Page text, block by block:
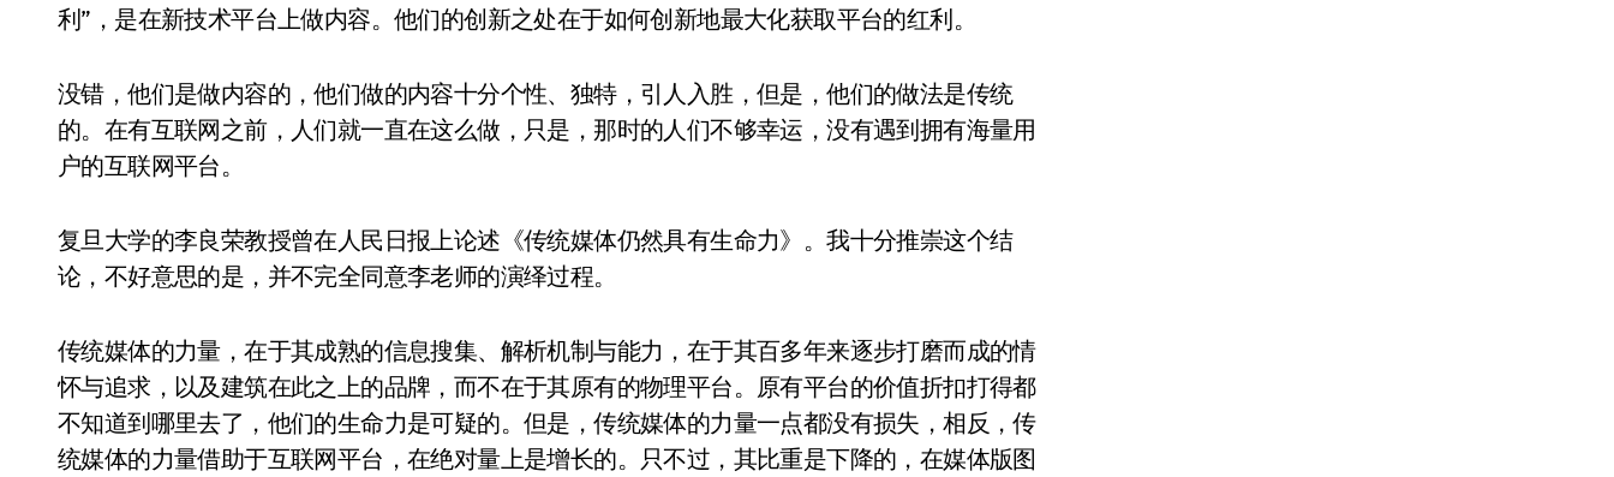
利”，是在新技术平台上做内容。他们的创新之处在于如何创新地最大化获取平台的红利。
没错，他们是做内容的，他们做的内容十分个性、独特，引人入胜，但是，他们的做法是传统
的。在有互联网之前，人们就一直在这么做，只是，那时的人们不够幸运，没有遇到拥有海量用
户的互联网平台。
复旦大学的李良荣教授曾在人民日报上论述《传统媒体仍然具有生命力》。我十分推崇这个结
论，不好意思的是，并不完全同意李老师的演绎过程。
传统媒体的力量，在于其成熟的信息搜集、解析机制与能力，在于其百多年来逐步打磨而成的情
怀与追求，以及建筑在此之上的品牌，而不在于其原有的物理平台。原有平台的价值折扣打得都
不知道到哪里去了，他们的生命力是可疑的。但是，传统媒体的力量一点都没有损失，相反，传
统媒体的力量借助于互联网平台，在绝对量上是增长的。只不过，其比重是下降的，在媒体版图